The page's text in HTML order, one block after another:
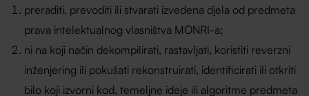
preraditi, prevoditi ili stvarati izvedena djela od predmeta
prava intelektualnog vlasništva MONRI-a;
ni na koji način dekompilirati, rastavljati, koristiti reverzni
inženjering ili pokušati rekonstruirati, identificirati ili otkriti
bilo koji izvorni kod, temeljne ideje ili algoritme predmeta